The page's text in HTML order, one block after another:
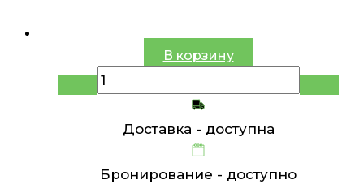
В корзину
Доставка - доступна
Бронирование - доступно